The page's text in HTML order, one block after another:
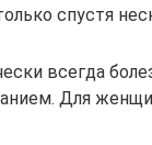
спустя
всегда
Для